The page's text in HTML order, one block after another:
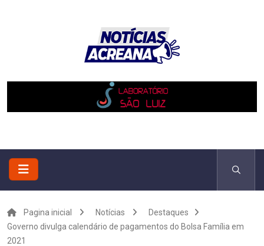
Pagina inicial Notícias
Destaques
Governo divulga calendário de pagamentos do Bolsa Família em
2021